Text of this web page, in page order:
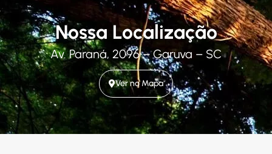
Nossa Localização
Av. Paraná, 2096 – Garuva – SC
Ver no Mapa